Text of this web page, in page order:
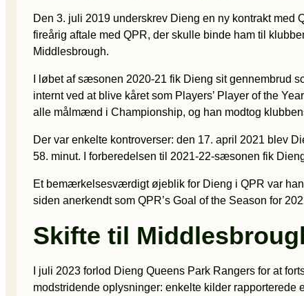
Den 3. juli 2019 underskrev Dieng en ny kontrakt med
fireårig aftale med QPR, der skulle binde ham til
Middlesbrough.
I løbet af sæsonen 2020-21 fik Dieng sit gennembrud
internt ved at blive kåret som Players’ Player of the
alle målmænd i Championship, og han modtog
Der var enkelte kontroverser: den 17. april 2021 blev
58. minut. I forberedelsen til 2021-22-sæsonen fik
Et bemærkelsesværdigt øjeblik for Dieng i QPR var
siden anerkendt som QPR’s Goal of the Season for
Skifte til
I juli 2023 forlod Dieng Queens Park Rangers for at
modstridende oplysninger: enkelte kilder rapporterede